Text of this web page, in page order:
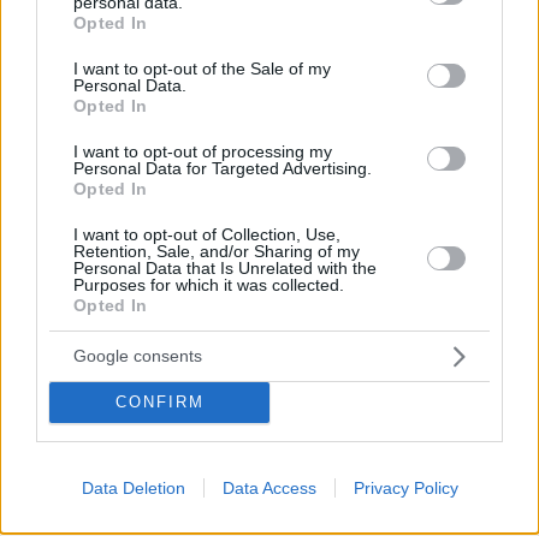
grant or deny consent to Google and its third-party tags to
use your data for below specified purposes in below Google
consent section.
Opted In
I want to opt-out of the Sale of my
Personal Data.
Opted In
I want to opt-out of processing my
Personal Data for Targeted Advertising.
Opted In
I want to opt-out of Collection, Use,
Retention, Sale, and/or Sharing of my
Personal Data that Is Unrelated with the
Purposes for which it was collected.
Opted In
Google consents
CONFIRM
Data Deletion Data Access Privacy Policy
να παίξει στο WNBA
€50 δισ. την ερχόμενη δεκαετία
07.08.2026, 20:16
Δημοκρατία: Γρατσία, Γαλανός,
Καρυστιανού και αυλικοί το
μετέτρεψαν σε φοβικό αρχηγικό